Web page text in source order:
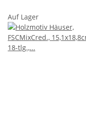
Auf Lager